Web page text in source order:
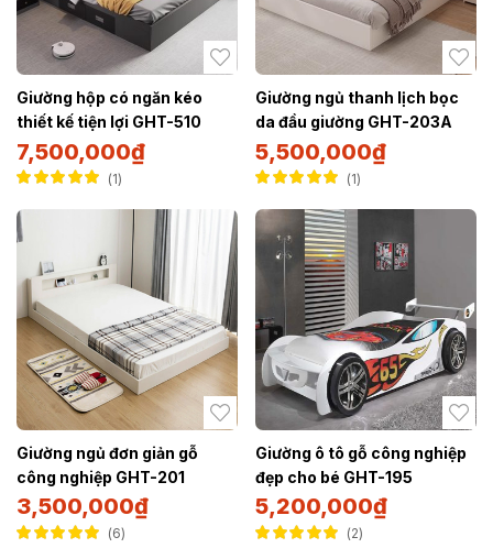
Giường hộp có ngăn kéo
thiết kế tiện lợi GHT-510
7,500,000₫
5.005 sao
1
Giường ngủ thanh lịch bọc
da đầu giường GHT-203A
5,500,000₫
5.005 sao
1
Giường ngủ đơn giản gỗ
công nghiệp GHT-201
3,500,000₫
6
Giường ô tô gỗ công nghiệp
đẹp cho bé GHT-195
5,200,000₫
2